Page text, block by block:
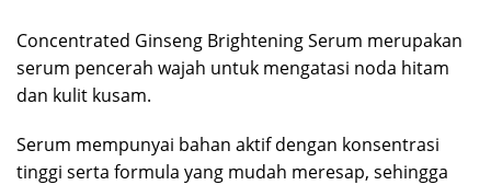
Concentrated Ginseng Brightening Serum merupakan
serum pencerah wajah untuk mengatasi noda hitam
dan kulit kusam.
Serum mempunyai bahan aktif dengan konsentrasi
tinggi serta formula yang mudah meresap, sehingga